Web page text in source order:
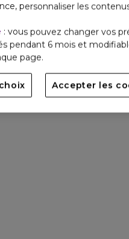
personnaliser les
: vous pouvez changer vos
pendant 6 mois et
page.
Accepter les